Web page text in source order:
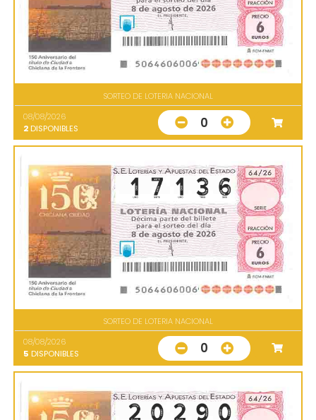
SORTEO DE LOTERIA NACIONAL
08/08/2026
2 DISPONIBLES 0
SORTEO DE LOTERIA NACIONAL
08/08/2026
5 DISPONIBLES 0